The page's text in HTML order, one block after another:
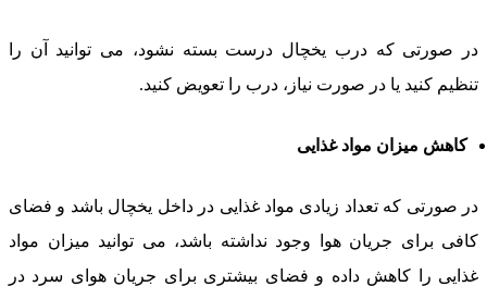
در صورتی که درب یخچال درست بسته نشود، می توانید آن را
تنظیم کنید یا در صورت نیاز، درب را تعویض کنید.
کاهش میزان مواد غذایی
در صورتی که تعداد زیادی مواد غذایی در داخل یخچال باشد و فضای
کافی برای جریان هوا وجود نداشته باشد، می توانید میزان مواد
غذایی را کاهش داده و فضای بیشتری برای جریان هوای سرد در